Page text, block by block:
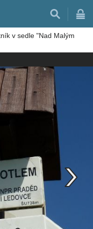
v sedle "Nad Malým